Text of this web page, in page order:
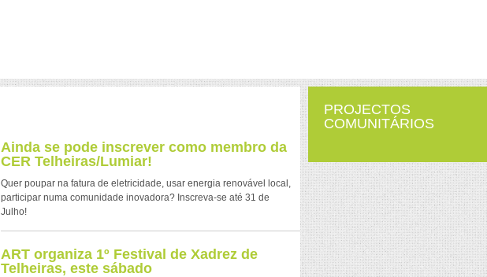
Ainda se pode inscrever como membro da
CER Telheiras/Lumiar!
Quer poupar na fatura de eletricidade, usar energia renovável local,
participar numa comunidade inovadora? Inscreva-se até 31 de
Julho!
ART organiza 1º Festival de Xadrez de
Telheiras, este sábado
PROJECTOS
COMUNITÁRIOS